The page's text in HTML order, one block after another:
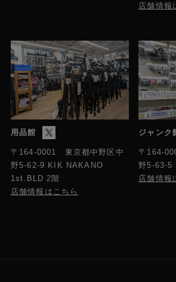
店舗情報
用品館
〒164-0001 東京都中野区中
野5-62-9 KIK NAKANO
1st.BLD 2階
店舗情報はこちら
ジャンク
〒164-
野5-63-5
店舗情報